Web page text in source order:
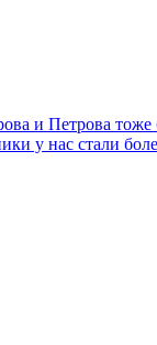
и Петрова
у нас стали